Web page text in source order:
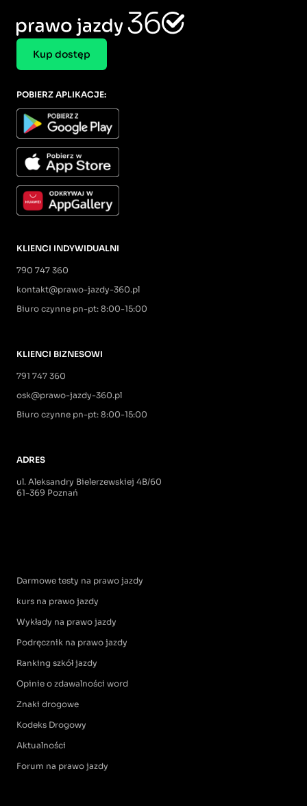
Kup dostęp
KLIENCI INDYWIDUALNI
790 747 360
kontakt@prawo-jazdy-360.pl
Biuro czynne pn-pt: 8:00-15:00
KLIENCI BIZNESOWI
791 747 360
osk@prawo-jazdy-360.pl
Biuro czynne pn-pt: 8:00-15:00
ADRES
ul. Aleksandry Bielerzewskiej 4B/60
61-369 Poznań
Darmowe testy na prawo jazdy
kurs na prawo jazdy
Wykłady na prawo jazdy
Podręcznik na prawo jazdy
Ranking szkół jazdy
Opinie o zdawalności word
Znaki drogowe
Kodeks Drogowy
Aktualności
Forum na prawo jazdy
POBIERZ APLIKACJE: